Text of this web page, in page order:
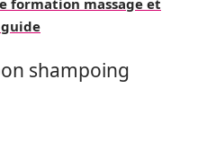
formation massage et
shampoing